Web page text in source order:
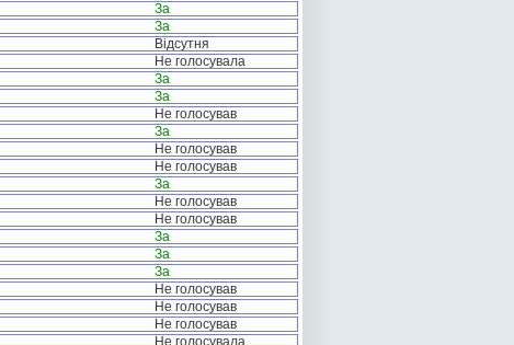
За
За
Відсутня
Не голосувала
За
За
Не голосував
За
Не голосував
Не голосував
За
Не голосував
Не голосував
За
За
За
Не голосував
Не голосував
Не голосував
Не голосувала